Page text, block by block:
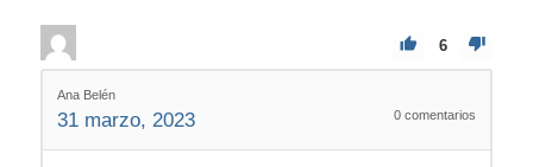
6
Ana Belén
31 marzo, 2023 0 comentarios